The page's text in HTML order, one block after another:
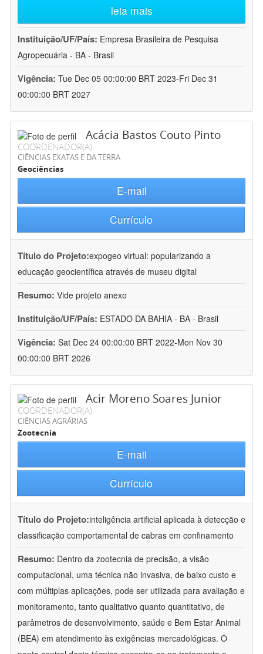
leia mais
Instituição/UF/País: Empresa Brasileira de Pesquisa
Agropecuária - BA - Brasil
Vigência: Tue Dec 05 00:00:00 BRT 2023-Fri Dec 31
00:00:00 BRT 2027
Acácia Bastos Couto Pinto
COORDENADOR(A)
CIÊNCIAS EXATAS E DA TERRA
Geociências
E-mail
Currículo
Título do Projeto:expogeo virtual: popularizando a
educação geocientífica através de museu digital
Resumo: Vide projeto anexo
Instituição/UF/País: ESTADO DA BAHIA - BA - Brasil
Vigência: Sat Dec 24 00:00:00 BRT 2022-Mon Nov 30
00:00:00 BRT 2026
Acir Moreno Soares Junior
COORDENADOR(A)
CIÊNCIAS AGRÁRIAS
Zootecnia
E-mail
Currículo
Título do Projeto:inteligência artificial aplicada à detecção e
classificação comportamental de cabras em confinamento
Resumo: Dentro da zootecnia de precisão, a visão
computacional, uma técnica não invasiva, de baixo custo e
com múltiplas aplicações, pode ser utilizada para avaliação e
monitoramento, tanto qualitativo quanto quantitativo, de
parâmetros de desenvolvimento, saúde e Bem Estar Animal
(BEA) em atendimento às exigências mercadológicas. O